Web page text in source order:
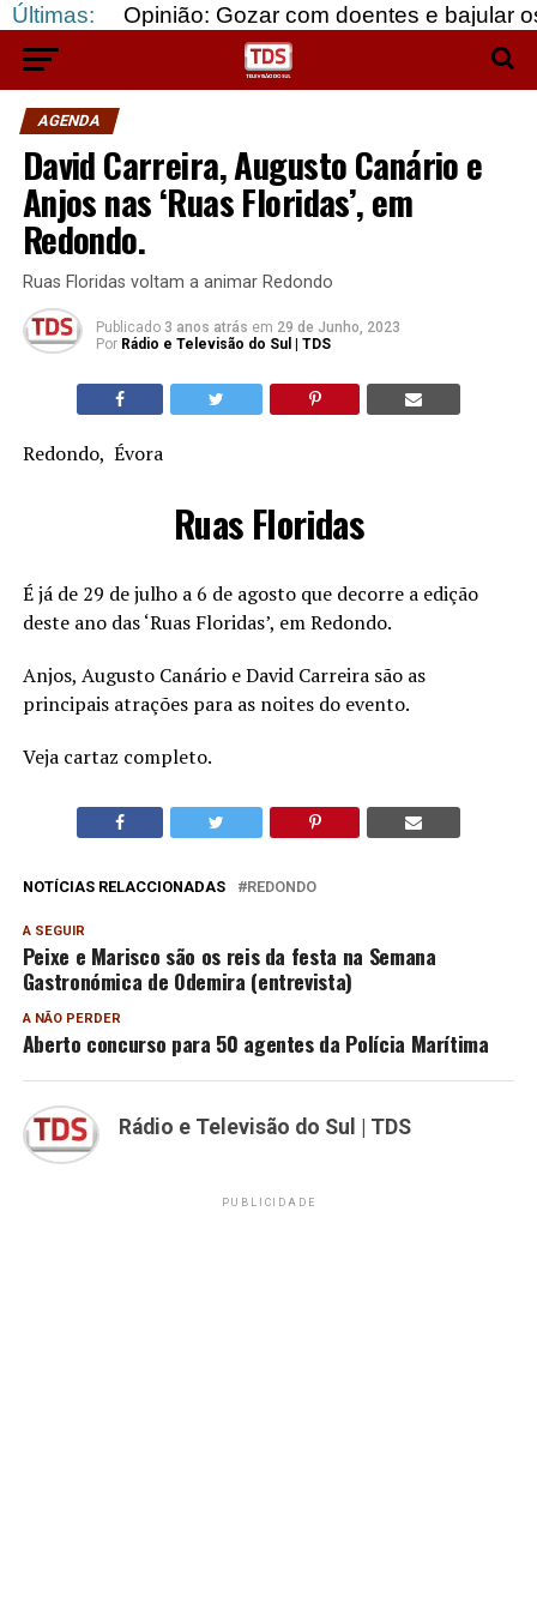
Últimas:Gozar com doentes e bajular os fortes…
AGENDA
David Carreira, Augusto Canário e
Anjos nas ‘Ruas Floridas’, em
Redondo.
Ruas Floridas voltam a animar Redondo
Publicado 3 anos atrás em 29 de Junho, 2023
Por Rádio e Televisão do Sul | TDS
Redondo, Évora
Ruas Floridas
É já de 29 de julho a 6 de agosto que decorre a edição
deste ano das ‘Ruas Floridas’, em Redondo.
Anjos, Augusto Canário e David Carreira são as
principais atrações para as noites do evento.
Veja cartaz completo.
NOTÍCIAS RELACCIONADAS REDONDO
A SEGUIR
Peixe e Marisco são os reis da festa na Semana
Gastronómica de Odemira (entrevista)
A NÃO PERDER
Aberto concurso para 50 agentes da Polícia Marítima
Rádio e Televisão do Sul | TDS
PUBLICIDADE